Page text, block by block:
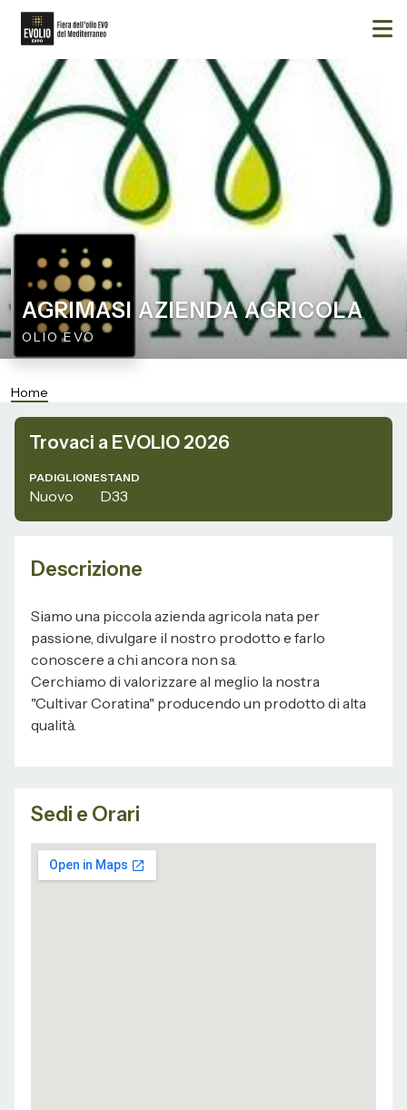
AGRIMASI AZIENDA AGRICOLA
OLIO EVO
Home
Trovaci a EVOLIO 2026
PADIGLIONE
Nuovo
STAND
D33
Descrizione
Siamo una piccola azienda agricola nata per
passione, divulgare il nostro prodotto e farlo
conoscere a chi ancora non sa.
Cerchiamo di valorizzare al meglio la nostra
"Cultivar Coratina" producendo un prodotto di alta
qualità.
Sedi e Orari